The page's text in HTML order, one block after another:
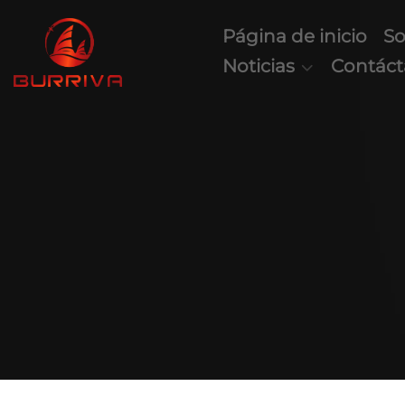
Página de inicio
Noticias